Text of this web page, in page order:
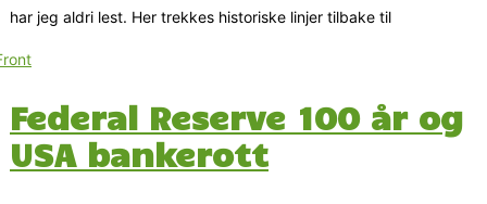
har jeg aldri lest. Her trekkes historiske linjer tilbake til
Federal Reserve 100 år og
USA bankerott